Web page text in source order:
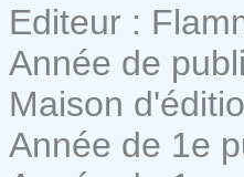
Editeur :
Année de
Maison
Année de 1e